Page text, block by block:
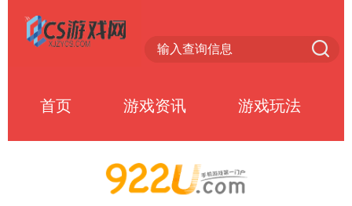
首页 游戏资讯 游戏玩法